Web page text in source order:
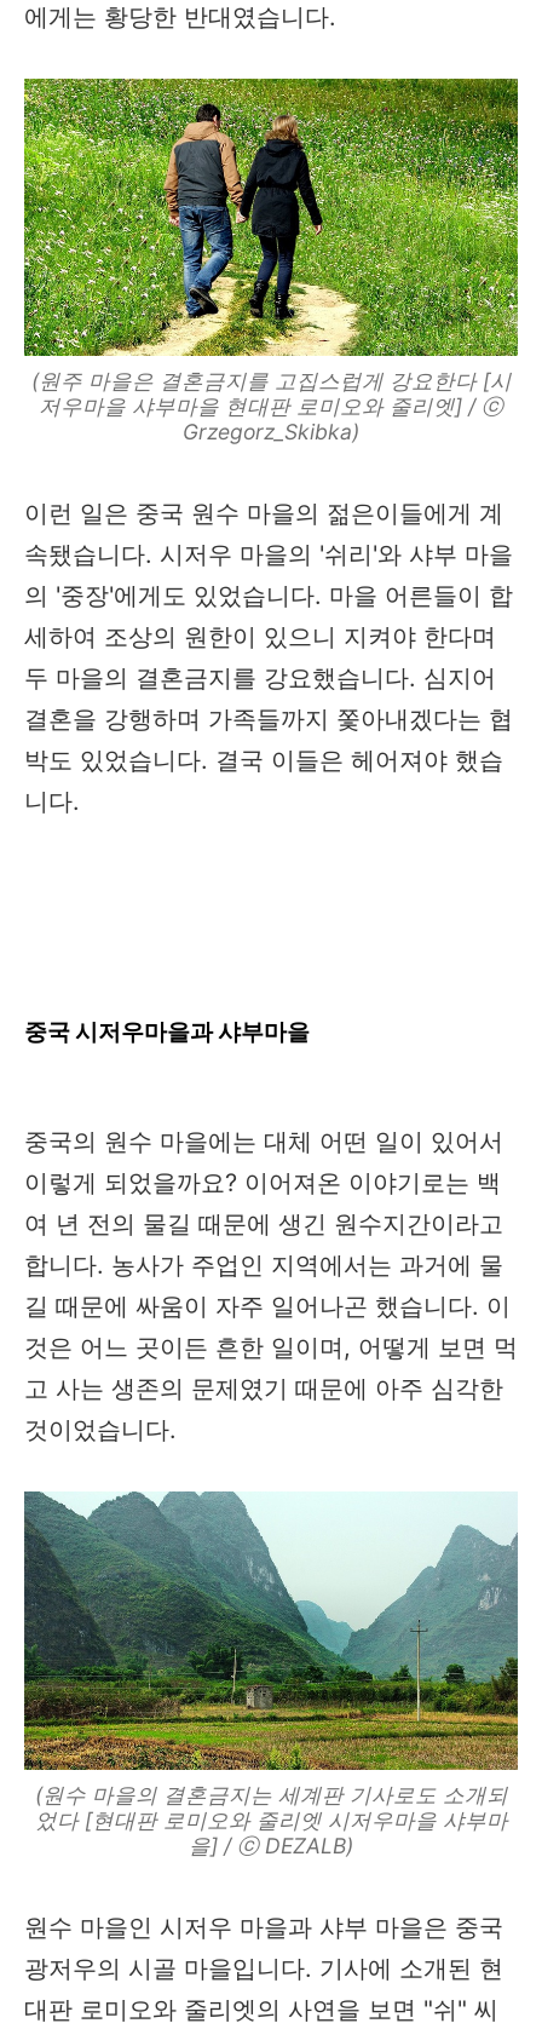
에게는 황당한 반대였습니다.
(원주 마을은 결혼금지를 고집스럽게 강요한다 [시
저우마을 샤부마을 현대판 로미오와 줄리엣] / ⓒ
Grzegorz_Skibka)
이런 일은 중국 원수 마을의 젊은이들에게 계
속됐습니다. 시저우 마을의 '쉬리'와 샤부 마을
의 '중장'에게도 있었습니다. 마을 어른들이 합
세하여 조상의 원한이 있으니 지켜야 한다며
두 마을의 결혼금지를 강요했습니다. 심지어
결혼을 강행하며 가족들까지 쫓아내겠다는 협
박도 있었습니다. 결국 이들은 헤어져야 했습
니다.
중국 시저우마을과 샤부마을
중국의 원수 마을에는 대체 어떤 일이 있어서
이렇게 되었을까요? 이어져온 이야기로는 백
여 년 전의 물길 때문에 생긴 원수지간이라고
합니다. 농사가 주업인 지역에서는 과거에 물
길 때문에 싸움이 자주 일어나곤 했습니다. 이
것은 어느 곳이든 흔한 일이며, 어떻게 보면 먹
고 사는 생존의 문제였기 때문에 아주 심각한
것이었습니다.
(원수 마을의 결혼금지는 세계판 기사로도 소개되
었다 [현대판 로미오와 줄리엣 시저우마을 샤부마
을] / ⓒ DEZALB)
원수 마을인 시저우 마을과 샤부 마을은 중국
광저우의 시골 마을입니다. 기사에 소개된 현
대판 로미오와 줄리엣의 사연을 보면 "쉬" 씨